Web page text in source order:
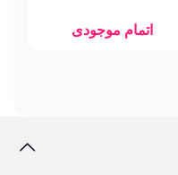
اتمام موجودی